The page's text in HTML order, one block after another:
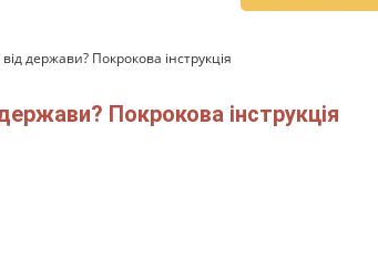
держави? Покрокова інструкція
Покрокова інструкція